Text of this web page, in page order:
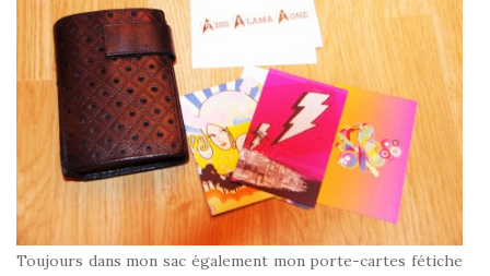
Toujours dans mon sac également mon porte-cartes fétiche